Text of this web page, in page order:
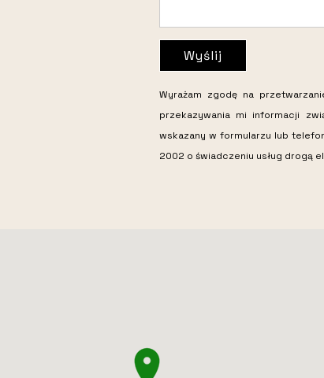
Wyślij
Wyrażam zgodę na
przekazywania mi informacji
wskazany w formularzu lub
2002 o świadczeniu usług drogą